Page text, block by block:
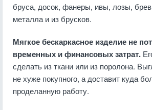
бруса, досок, фанеры, ивы, лозы,
металла и из брусков.
Мягкое бескаркасное изделие не
временных и финансовых затрат.
сделать из ткани или из поролона.
не хуже покупного, а доставит куда
проделанную работу.